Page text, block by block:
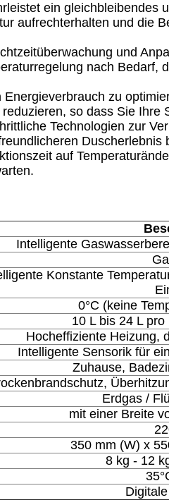
ein gleichbleibendes
aufrechterhalten und die
und
nach Bedarf,
Energieverbrauch zu
so dass Sie Ihre
Technologien zur
Duscherlebnis
auf
Intelligente
Konstante
0°C (keine
10 L bis 24 L
Hocheffiziente Heizung,
Intelligente Sensorik für
Zuhause,
Erdgas /
mit einer Breite
350 mm (W) x
8 kg - 12